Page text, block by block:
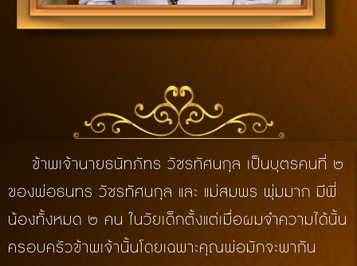
ข้าพเจ้านายธนัทภัทร วัชรทัศนกุล เป็นบุตรคนที่ ๒
ของพ่อธนทร วัชรทัศนกุล และ แม่สมพร พุ่มมาก มีพี่
น้องทั้งหมด ๒ คน ในวัยเด็กตั้งแต่เมื่อผมจำความได้นั้น
ครอบครัวข้าพเจ้านั้นโดยเฉพาะคุณพ่อมักจะพากัน